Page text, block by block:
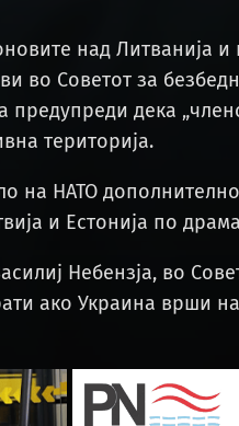
над Литванија и
во Советот за
предупреди дека
територија.
на НАТО
и Естонија по
Небензја, во
ако Украина врши